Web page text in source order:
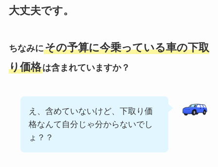
大丈夫です。
ちなみにその予算に今乗っている車の下取
り価格は含まれていますか？
え、含めていないけど、下取り価
格なんて自分じゃ分からないでし
ょ？？